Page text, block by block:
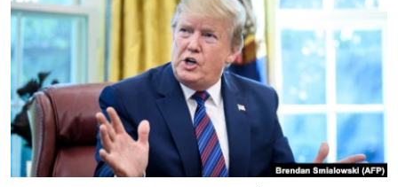
ВСЕ ЗА ДЕНЬ
СПЕЦПРОЕКТИ
ДЕПОРТАЦІЯ
ВІДЕОУРОКИ «ELIFBE»
СВІДЧЕННЯ ОКУПАЦІЇ
УКРАЇНСЬКА ПРОБЛЕМА КРИМУ
ЯК ОБІЙТИ БЛОКУВАННЯ
Русский
Qırımtatar